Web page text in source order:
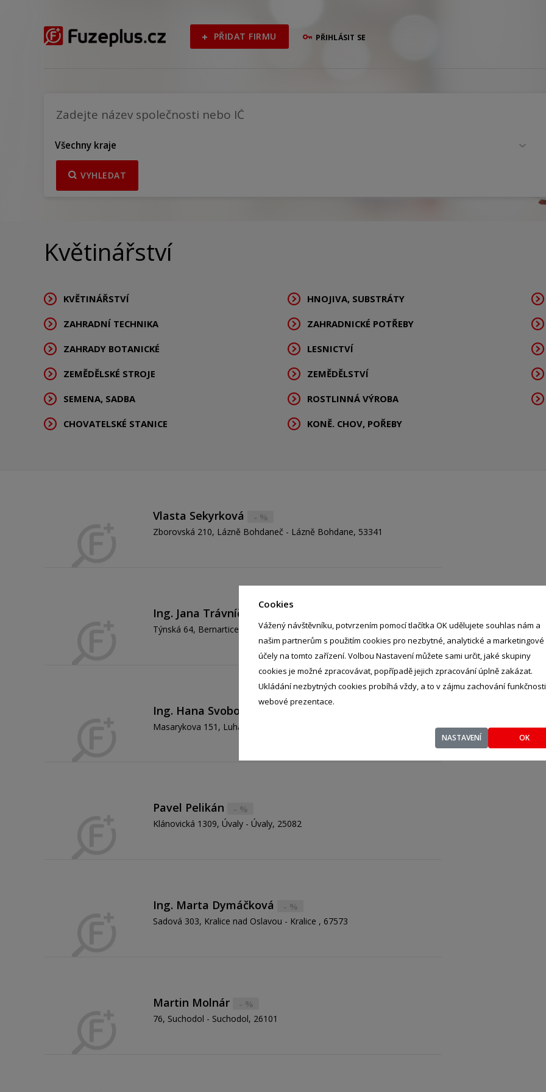
Cookies
Vážený návštěvníku, potvrzením pomocí tlačítka OK udělujete souhlas nám a
našim partnerům s použitím cookies pro nezbytné, analytické a marketingové
účely na tomto zařízení. Volbou Nastavení můžete sami určit, jaké skupiny
cookies je možné zpracovávat, popřípadě jejich zpracování úplně zakázat.
Ukládání nezbytných cookies probíhá vždy, a to v zájmu zachování funkčnosti
webové prezentace.
NASTAVENÍ OK
PŘIDAT FIRMU PŘIHLÁSIT SE
Všechny kraje
VYHLEDAT
Květinářství
KVĚTINÁŘSTVÍ HNOJIVA, SUBSTRÁTY
ZAHRADNÍ TECHNIKA ZAHRADNICKÉ POTŘEBY
ZAHRADY BOTANICKÉ LESNICTVÍ
ZEMĚDĚLSKÉ STROJE ZEMĚDĚLSTVÍ
SEMENA, SADBA ROSTLINNÁ VÝROBA
CHOVATELSKÉ STANICE KONĚ. CHOV, POŘEBY
Vlasta Sekyrková - %
Zborovská 210, Lázně Bohdaneč - Lázně Bohdane, 53341
Ing. Jana Trávníčková
Týnská 64, Bernartice - Bernartice, 39843
Ing. Hana Svobodová
Masarykova 151, Luhačovice - Luhačovice, 76326
Pavel Pelikán - %
Klánovická 1309, Úvaly - Úvaly, 25082
Ing. Marta Dymáčková - %
Sadová 303, Kralice nad Oslavou - Kralice , 67573
Martin Molnár - %
76, Suchodol - Suchodol, 26101